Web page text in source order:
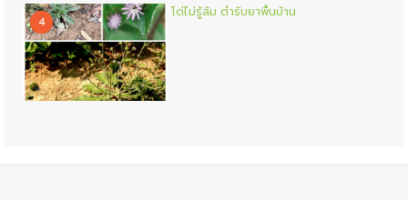
4
โด่ไม่รู้ล้ม ตำรับยาพื้นบ้าน